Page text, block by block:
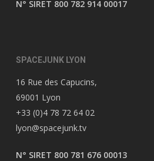
N° SIRET 800 782 914 00017
SPACEJUNK LYON
16 Rue des Capucins,
69001 Lyon
+33 (0)4 78 72 64 02
lyon@spacejunk.tv
N° SIRET 800 781 676 00013